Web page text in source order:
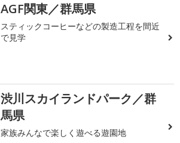
AGF関東／群馬県
スティックコーヒーなどの製造工程を間近
で見学
渋川スカイランドパーク／群
馬県
家族みんなで楽しく遊べる遊園地